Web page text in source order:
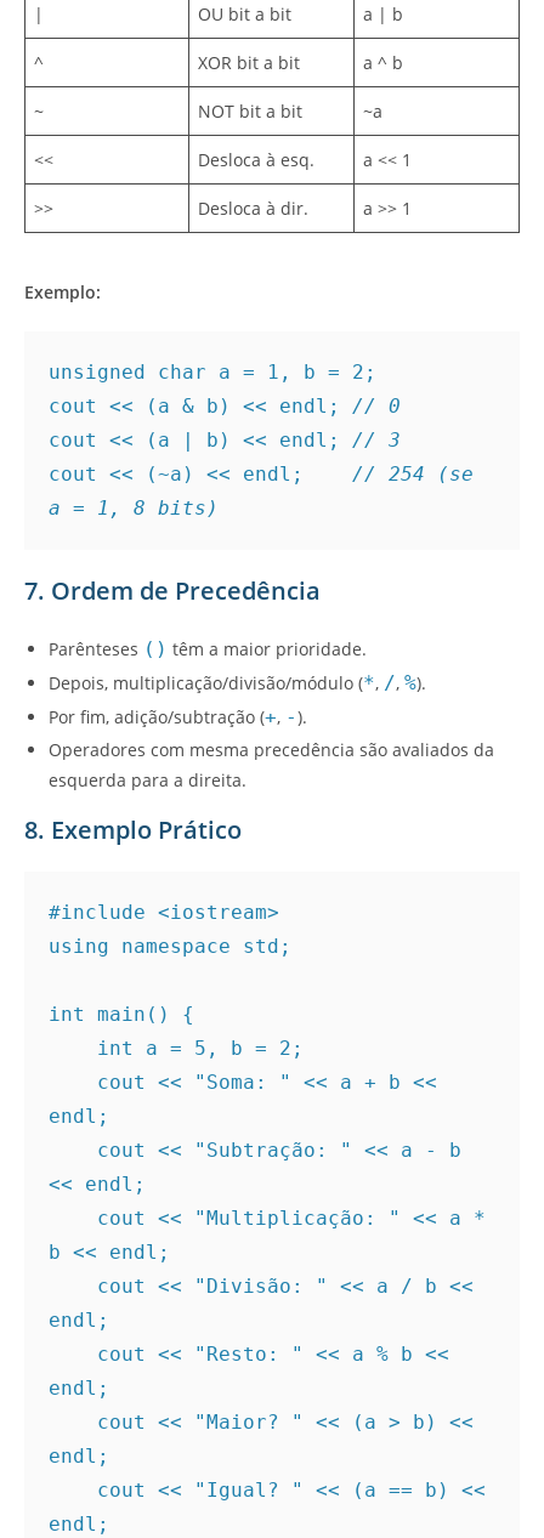
| OU bit a bit a | b
^ XOR bit a bit a ^ b
~ NOT bit a bit ~a
<< Desloca à esq. a << 1
>> Desloca à dir. a >> 1
Exemplo:
unsigned char a = 1, b = 2;
cout << (a & b) << endl; // 0
cout << (a | b) << endl; // 3
cout << (~a) << endl; // 254 (se
a = 1, 8 bits)
7. Ordem de Precedência
Parênteses () têm a maior prioridade.
Depois, multiplicação/divisão/módulo (*, /, %).
Por fim, adição/subtração (+, -).
Operadores com mesma precedência são avaliados da
esquerda para a direita.
8. Exemplo Prático
#include <iostream>
using namespace std;
int main() {
    int a = 5, b = 2;
endl;
<< endl;
b << endl;
endl;
endl;
endl;
endl;